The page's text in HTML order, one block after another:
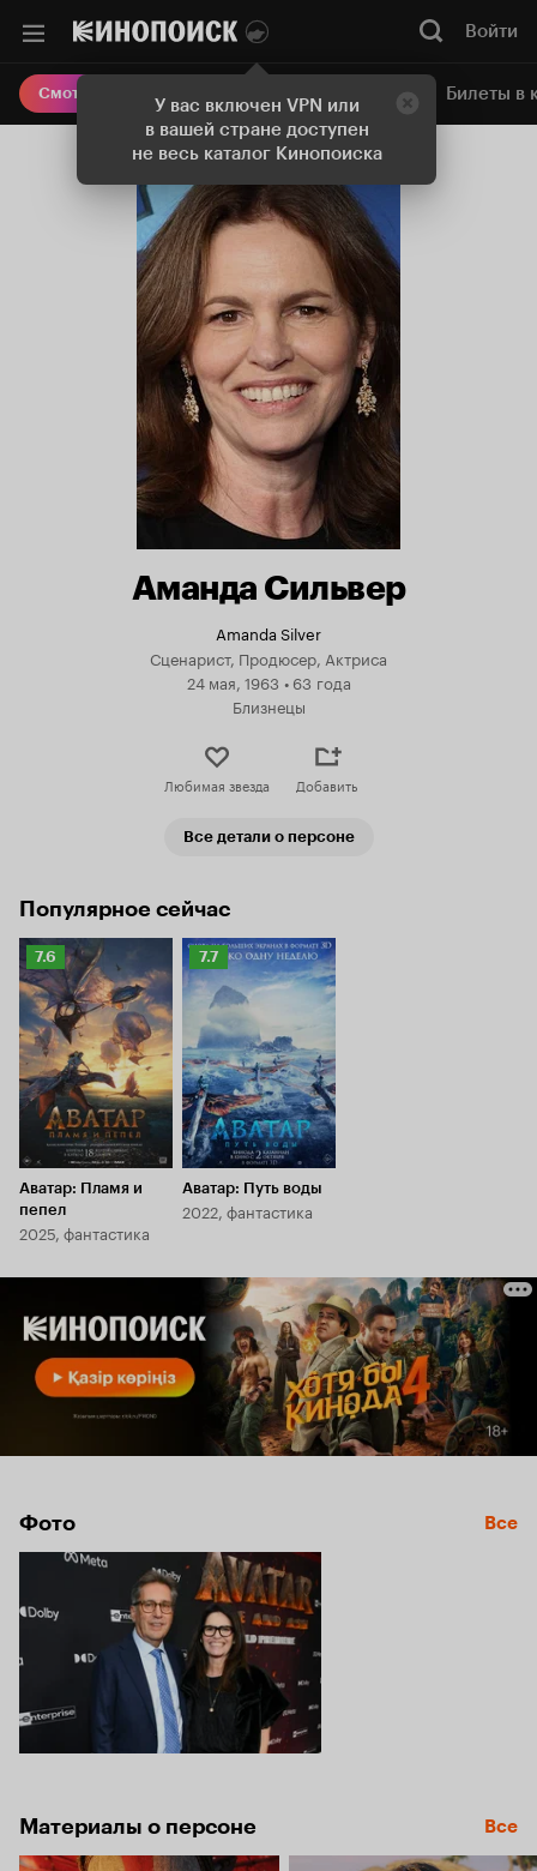
У вас включен VPN или
в вашей стране доступен
не весь каталог Кинопоиска
Войти
Смотреть кино Онлайн-кинотеатр Билеты в
Аманда Сильвер
Amanda Silver
Сценарист, Продюсер, Актриса
24 мая, 1963 • 63 года
Близнецы
Любимая звезда Добавить
Все детали о персоне
Популярное сейчас
Рейтинг
Кинопоиска
7.6
7.6
Аватар: Пламя и
пепел
2025, фантастика
Рейтинг
Кинопоиска
7.7
7.7
Аватар: Путь воды
2022, фантастика
Фото Все
Материалы о персоне Все